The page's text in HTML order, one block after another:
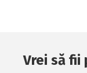
Vrei să fii